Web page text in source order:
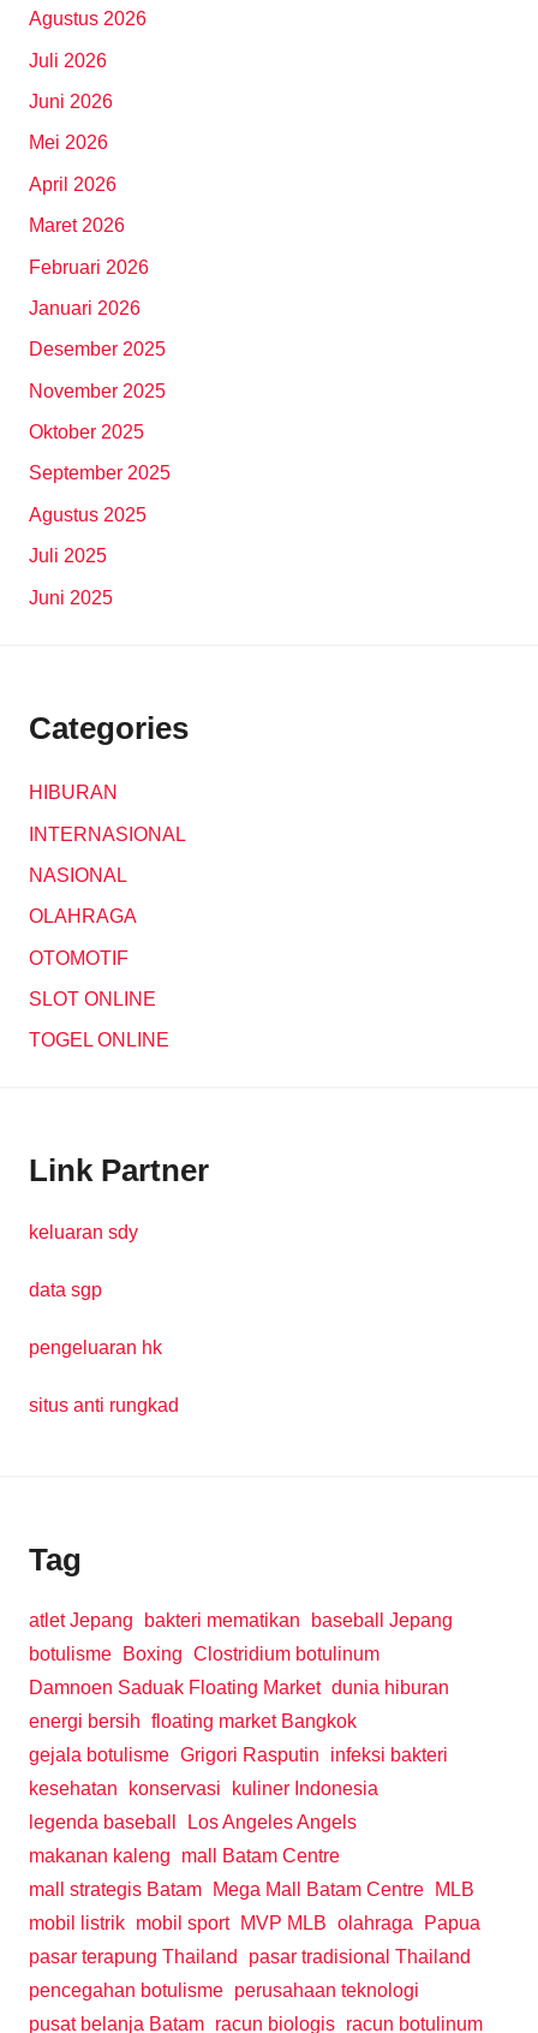
Agustus 2026
Juli 2026
Juni 2026
Mei 2026
April 2026
Maret 2026
Februari 2026
Januari 2026
Desember 2025
November 2025
Oktober 2025
September 2025
Agustus 2025
Juli 2025
Juni 2025
Categories
HIBURAN
INTERNASIONAL
NASIONAL
OLAHRAGA
OTOMOTIF
SLOT ONLINE
TOGEL ONLINE
Link Partner
keluaran sdy
data sgp
pengeluaran hk
situs anti rungkad
Tag
atlet Jepang bakteri mematikan
baseball Jepang
botulisme
Boxing Clostridium botulinum
Damnoen Saduak Floating Market dunia hiburan
energi bersih floating market Bangkok
gejala botulisme Grigori Rasputin
infeksi bakteri
kesehatan
konservasi
kuliner Indonesia
legenda baseball
Los Angeles Angels
makanan kaleng
mall Batam Centre
mall strategis Batam
Mega Mall Batam Centre
MLB
mobil listrik mobil sport MVP MLB olahraga
Papua
pasar terapung Thailand
pasar tradisional Thailand
pencegahan botulisme perusahaan teknologi
pusat belanja Batam racun biologis racun botulinum